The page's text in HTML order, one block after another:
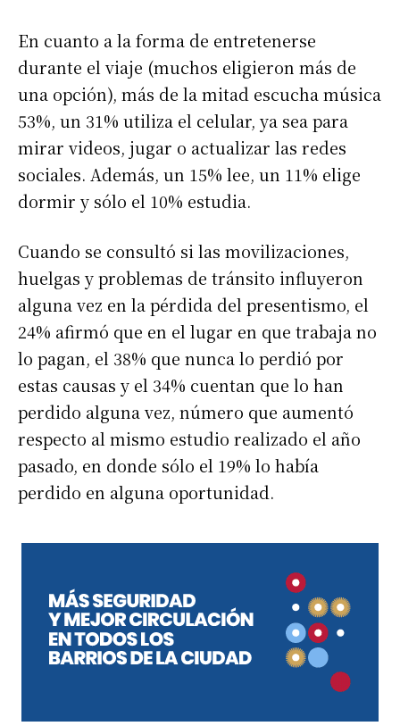
En cuanto a la forma de entretenerse
durante el viaje (muchos eligieron más de
una opción), más de la mitad escucha música
53%, un 31% utiliza el celular, ya sea para
mirar videos, jugar o actualizar las redes
sociales. Además, un 15% lee, un 11% elige
dormir y sólo el 10% estudia.
Cuando se consultó si las movilizaciones,
huelgas y problemas de tránsito influyeron
alguna vez en la pérdida del presentismo, el
24% afirmó que en el lugar en que trabaja no
lo pagan, el 38% que nunca lo perdió por
estas causas y el 34% cuentan que lo han
perdido alguna vez, número que aumentó
respecto al mismo estudio realizado el año
pasado, en donde sólo el 19% lo había
perdido en alguna oportunidad.